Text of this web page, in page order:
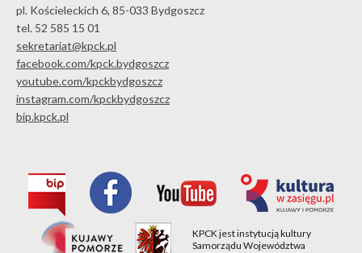
pl. Kościeleckich 6, 85-033 Bydgoszcz
tel. 52 585 15 01
sekretariat@kpck.pl
facebook.com/kpck.bydgoszcz
youtube.com/kpckbydgoszcz
instagram.com/kpckbydgoszcz
bip.kpck.pl
KPCK jest instytucją kultury
Samorządu Województwa